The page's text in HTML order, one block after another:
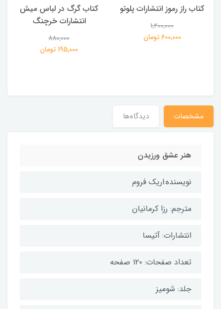
کتاب راز رموز انتشارات پلوتو
1,200,000
600,000 تومان
کتاب گرگ در لباس میش
انتشارات خرچنگ
880,000
195,000 تومان
مشخصات دیدگاه‌ها
هنر عشق ورزیدن
نویسنده:اریک فروم
مترجم: رزا کرمانیان
انتشارات: آتیسا
تعداد صفحات: ۱۲۰ صفحه
جلد: شومیز